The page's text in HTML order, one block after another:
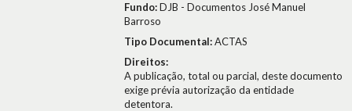
Fundo:DJB - Documentos José Manuel
Barroso
Tipo Documental:ACTAS
Direitos:
A publicação, total ou parcial, deste documento
exige prévia autorização da entidade
detentora.